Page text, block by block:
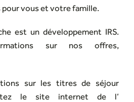
vous et votre famille.
est un développement IRS.
sur nos offres,
sur les titres de séjour
le site internet de l’